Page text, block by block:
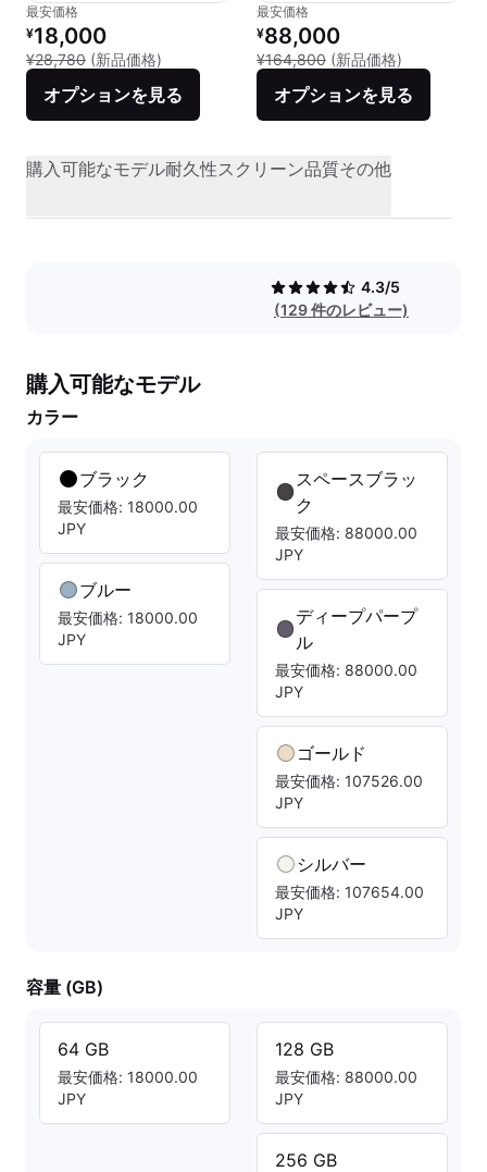
最安価格
リファービッシュ品の価格：
¥18,000
¥28,780 (新品価格) 新品との比較：¥28,780
オプションを見る
最安価格
リファービッシュ品の価格：
¥88,000
¥164,800 (新品価格)
オプションを見る
購入可能なモデル耐久性スクリーン品質その他
4.3/5
(129 件のレビュー)
購入可能なモデル
カラー
ブラック
最安価格: 18000.00
JPY
ブルー
最安価格: 18000.00
JPY
スペースブラッ
ク
最安価格: 88000.00
JPY
ディープパープ
ル
最安価格: 88000.00
JPY
ゴールド
最安価格: 107526.00
JPY
シルバー
最安価格: 107654.00
JPY
容量 (GB)
64 GB
最安価格: 18000.00
JPY
128 GB
最安価格: 88000.00
JPY
256 GB